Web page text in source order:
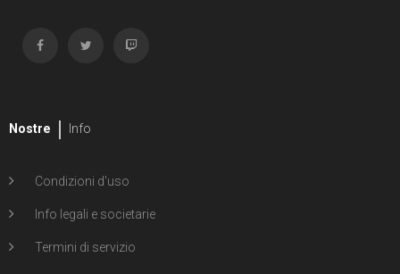
Nostre Info
Condizioni d'uso
Info legali e societarie
Termini di servizio